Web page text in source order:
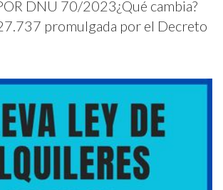
DNU 70/2023¿Qué cambia?
promulgada por el Decreto